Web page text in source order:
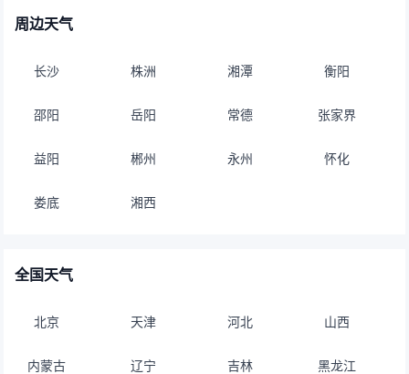
周边天气
长沙 株洲 湘潭 衡阳
邵阳 岳阳 常德 张家界
益阳 郴州 永州 怀化
娄底 湘西
全国天气
北京 天津 河北 山西
内蒙古 辽宁 吉林 黑龙江